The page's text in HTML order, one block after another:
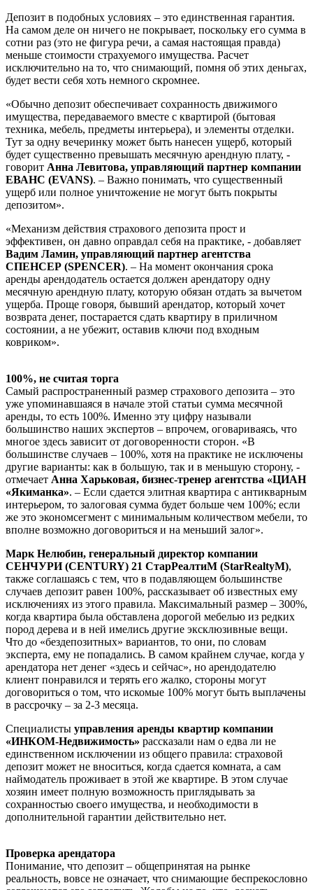
Депозит в подобных условиях – это единственная гарантия.
На самом деле он ничего не покрывает, поскольку его сумма в
сотни раз (это не фигура речи, а самая настоящая правда)
меньше стоимости страхуемого имущества. Расчет
исключительно на то, что снимающий, помня об этих деньгах,
будет вести себя хоть немного скромнее.
«Обычно депозит обеспечивает сохранность движимого
имущества, передаваемого вместе с квартирой (бытовая
техника, мебель, предметы интерьера), и элементы отделки.
Тут за одну вечеринку может быть нанесен ущерб, который
будет существенно превышать месячную арендную плату, -
говорит Анна Левитова, управляющий партнер компании
ЕВАНС (EVANS). – Важно понимать, что существенный
ущерб или полное уничтожение не могут быть покрыты
депозитом».
«Механизм действия страхового депозита прост и
эффективен, он давно оправдал себя на практике, - добавляет
Вадим Ламин, управляющий партнер агентства
СПЕНСЕР (SPENCER). – На момент окончания срока
аренды арендодатель остается должен арендатору одну
месячную арендную плату, которую обязан отдать за вычетом
ущерба. Проще говоря, бывший арендатор, который хочет
возврата денег, постарается сдать квартиру в приличном
состоянии, а не убежит, оставив ключи под входным
ковриком».
100%, не считая торга
Самый распространенный размер страхового депозита – это
уже упоминавшаяся в начале этой статьи сумма месячной
аренды, то есть 100%. Именно эту цифру называли
большинство наших экспертов – впрочем, оговариваясь, что
многое здесь зависит от договоренности сторон. «В
большинстве случаев – 100%, хотя на практике не исключены
другие варианты: как в большую, так и в меньшую сторону, -
отмечает Анна Харьковая, бизнес-тренер агентства «ЦИАН
«Якиманка». – Если сдается элитная квартира с антикварным
интерьером, то залоговая сумма будет больше чем 100%; если
же это экономсегмент с минимальным количеством мебели, то
вполне возможно договориться и на меньший залог».
Марк Нелюбин, генеральный директор компании
СЕНЧУРИ (CENTURY) 21 СтарРеалтиМ (StarRealtyM),
также соглашаясь с тем, что в подавляющем большинстве
случаев депозит равен 100%, рассказывает об известных ему
исключениях из этого правила. Максимальный размер – 300%,
когда квартира была обставлена дорогой мебелью из редких
пород дерева и в ней имелись другие эксклюзивные вещи.
Что до «бездепозитных» вариантов, то они, по словам
эксперта, ему не попадались. В самом крайнем случае, когда у
арендатора нет денег «здесь и сейчас», но арендодателю
клиент понравился и терять его жалко, стороны могут
договориться о том, что искомые 100% могут быть выплачены
в рассрочку – за 2-3 месяца.
Специалисты управления аренды квартир компании
«ИНКОМ-Недвижимость» рассказали нам о едва ли не
единственном исключении из общего правила: страховой
депозит может не вноситься, когда сдается комната, а сам
наймодатель проживает в этой же квартире. В этом случае
хозяин имеет полную возможность приглядывать за
сохранностью своего имущества, и необходимости в
дополнительной гарантии действительно нет.
Проверка арендатора
Понимание, что депозит – общепринятая на рынке
реальность, вовсе не означает, что снимающие беспрекословно